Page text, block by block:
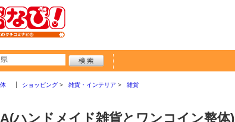
ショッピング 雑貨・インテリア 雑貨
ハンドメイド雑貨とワンコイン整体)